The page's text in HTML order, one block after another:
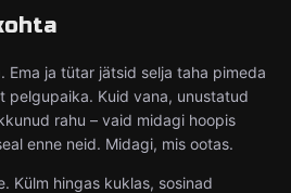
Ema ja tütar jätsid selja taha pimeda
pelgupaika. Kuid vana, unustatud
rahu – vaid midagi hoopis
enne neid. Midagi, mis ootas.
Külm hingas kuklas, sosinad